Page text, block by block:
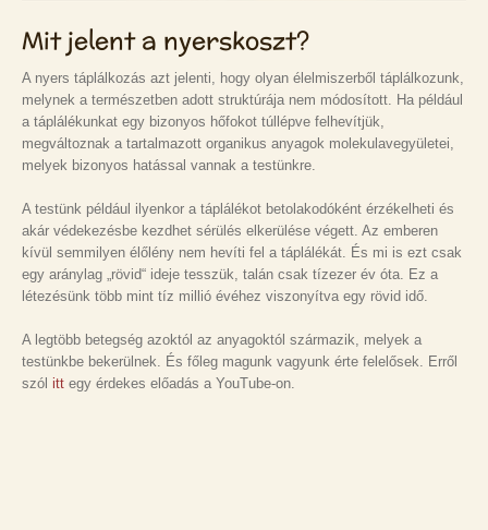
Mit jelent a nyerskoszt?
A nyers táplálkozás azt jelenti, hogy olyan élelmiszerből táplálkozunk,
melynek a természetben adott struktúrája nem módosított. Ha például
a táplálékunkat egy bizonyos hőfokot túllépve felhevítjük,
megváltoznak a tartalmazott organikus anyagok molekulavegyületei,
melyek bizonyos hatással vannak a testünkre.
A testünk például ilyenkor a táplálékot betolakodóként érzékelheti és
akár védekezésbe kezdhet sérülés elkerülése végett. Az emberen
kívül semmilyen élőlény nem hevíti fel a táplálékát. És mi is ezt csak
egy aránylag „rövid“ ideje tesszük, talán csak tízezer év óta. Ez a
létezésünk több mint tíz millió évéhez viszonyítva egy rövid idő.
A legtöbb betegség azoktól az anyagoktól származik, melyek a
testünkbe bekerülnek. És főleg magunk vagyunk érte felelősek. Erről
szól itt egy érdekes előadás a YouTube-on.